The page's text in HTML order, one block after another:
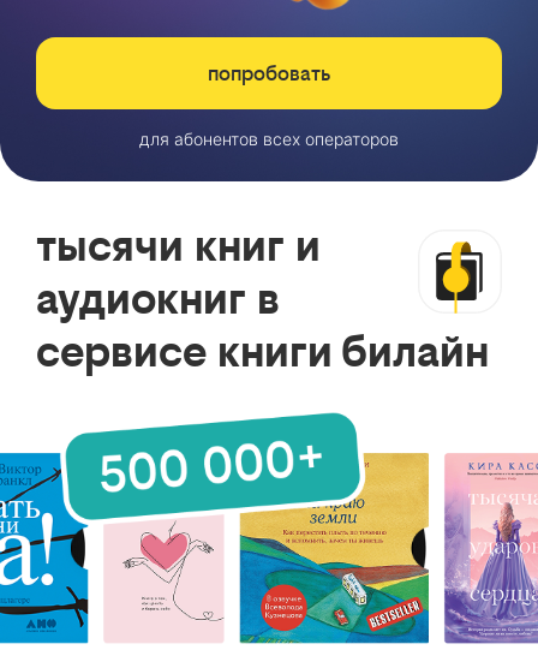
попробовать
для абонентов всех операторов
тысячи книг и
аудиокниг в
сервисе книги билайн